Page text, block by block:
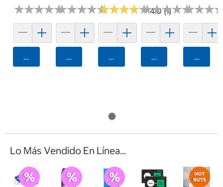
★★★★★
★★★★★
Agregar
★★★★★
★★★★★
Agregar
★★★★★
★★★★★4.0 (1)
Agregar
★★★★★
★★★★★
Agregar
★★★
★★★
Lo Más Vendido En Línea...